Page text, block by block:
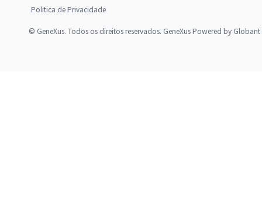
Politica de Privacidade
© GeneXus. Todos os direitos reservados. GeneXus Powered by Globant